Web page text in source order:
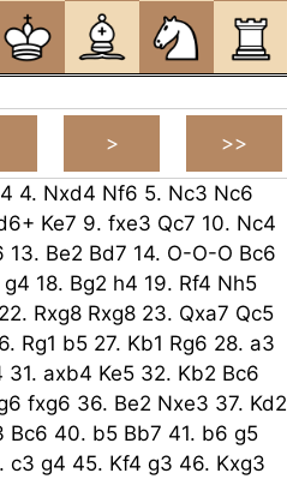
4. Nxd4 Nf6 5. Nc3 Nc6
Ke7 9. fxe3 Qc7 10. Nc4
13. Be2 Bd7 14. O-O-O Bc6
g4 18. Bg2 h4 19. Rf4 Nh5
22. Rxg8 Rxg8 23. Qxa7 Qc5
Rg1 b5 27. Kb1 Rg6 28. a3
31. axb4 Ke5 32. Kb2 Bc6
fxg6 36. Be2 Nxe3 37. Kd2
Bc6 40. b5 Bb7 41. b6 g5
c3 g4 45. Kf4 g3 46. Kxg3